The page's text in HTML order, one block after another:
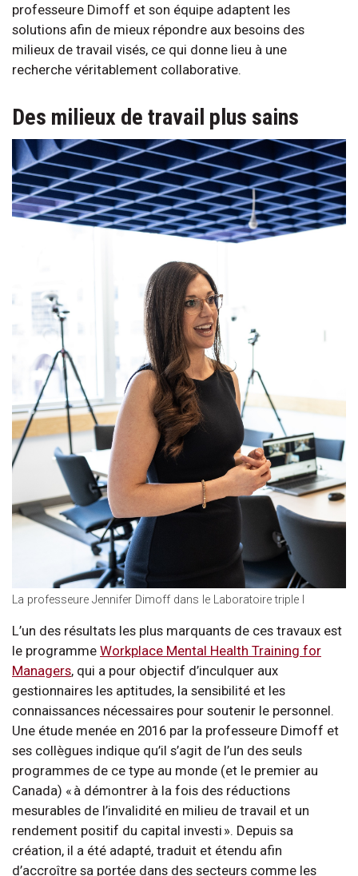
professeure Dimoff et son équipe adaptent les
solutions afin de mieux répondre aux besoins des
milieux de travail visés, ce qui donne lieu à une
recherche véritablement collaborative.
Des milieux de travail plus sains
La professeure Jennifer Dimoff dans le Laboratoire triple I
L’un des résultats les plus marquants de ces travaux est
le programme Workplace Mental Health Training for
Managers, qui a pour objectif d’inculquer aux
gestionnaires les aptitudes, la sensibilité et les
connaissances nécessaires pour soutenir le personnel.
Une étude menée en 2016 par la professeure Dimoff et
ses collègues indique qu’il s’agit de l’un des seuls
programmes de ce type au monde (et le premier au
Canada) « à démontrer à la fois des réductions
mesurables de l’invalidité en milieu de travail et un
rendement positif du capital investi ». Depuis sa
création, il a été adapté, traduit et étendu afin
d’accroître sa portée dans des secteurs comme les